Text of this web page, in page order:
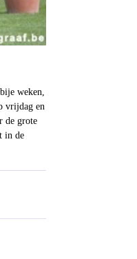
weken,
vrijdag en
de grote
in de